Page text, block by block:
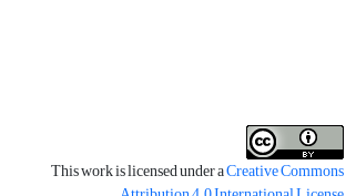
This work is licensed under aCreative Commons